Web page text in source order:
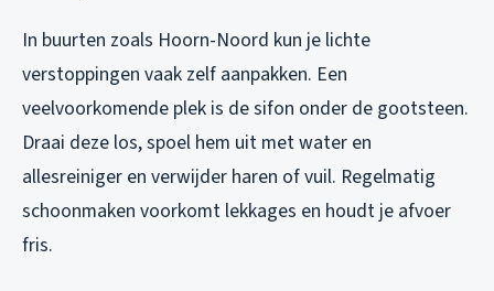
In buurten zoals Hoorn-Noord kun je lichte
verstoppingen vaak zelf aanpakken. Een
veelvoorkomende plek is de sifon onder de gootsteen.
Draai deze los, spoel hem uit met water en
allesreiniger en verwijder haren of vuil. Regelmatig
schoonmaken voorkomt lekkages en houdt je afvoer
fris.